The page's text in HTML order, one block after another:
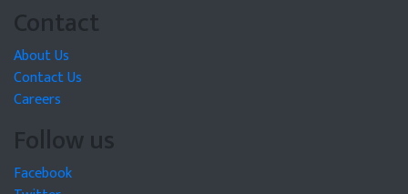
Contact
About Us
Contact Us
Careers
Follow us
Facebook